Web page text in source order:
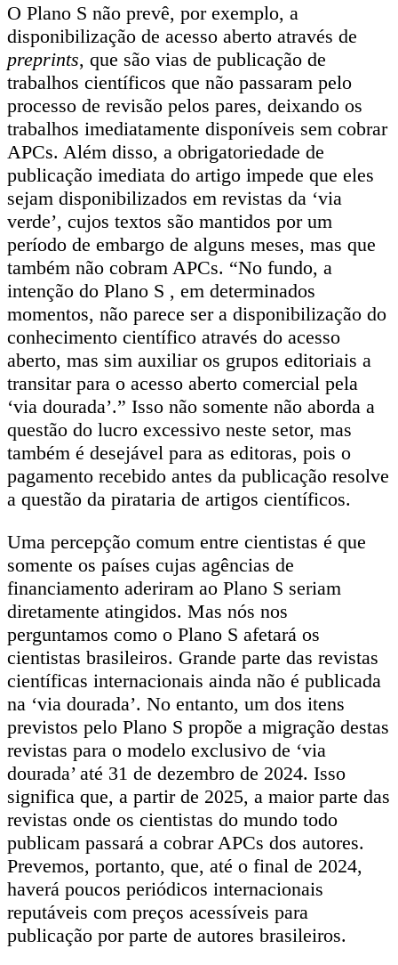
O Plano S não prevê, por exemplo, a
disponibilização de acesso aberto através de
preprints, que são vias de publicação de
trabalhos científicos que não passaram pelo
processo de revisão pelos pares, deixando os
trabalhos imediatamente disponíveis sem cobrar
APCs. Além disso, a obrigatoriedade de
publicação imediata do artigo impede que eles
sejam disponibilizados em revistas da ‘via
verde’, cujos textos são mantidos por um
período de embargo de alguns meses, mas que
também não cobram APCs. “No fundo, a
intenção do Plano S , em determinados
momentos, não parece ser a disponibilização do
conhecimento científico através do acesso
aberto, mas sim auxiliar os grupos editoriais a
transitar para o acesso aberto comercial pela
‘via dourada’.” Isso não somente não aborda a
questão do lucro excessivo neste setor, mas
também é desejável para as editoras, pois o
pagamento recebido antes da publicação resolve
a questão da pirataria de artigos científicos.
Uma percepção comum entre cientistas é que
somente os países cujas agências de
financiamento aderiram ao Plano S seriam
diretamente atingidos. Mas nós nos
perguntamos como o Plano S afetará os
cientistas brasileiros. Grande parte das revistas
científicas internacionais ainda não é publicada
na ‘via dourada’. No entanto, um dos itens
previstos pelo Plano S propõe a migração destas
revistas para o modelo exclusivo de ‘via
dourada’ até 31 de dezembro de 2024. Isso
significa que, a partir de 2025, a maior parte das
revistas onde os cientistas do mundo todo
publicam passará a cobrar APCs dos autores.
Prevemos, portanto, que, até o final de 2024,
haverá poucos periódicos internacionais
reputáveis com preços acessíveis para
publicação por parte de autores brasileiros.